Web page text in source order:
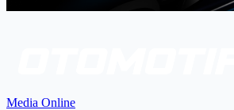
Media Online